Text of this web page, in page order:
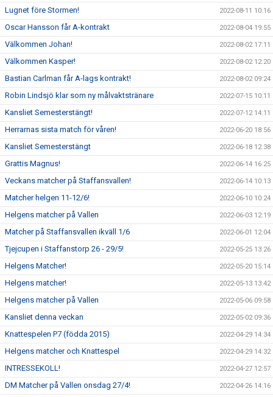
Lugnet före Stormen! 2022-08-11 10:16
Oscar Hansson får A-kontrakt 2022-08-04 19:55
Välkommen Johan! 2022-08-02 17:11
Välkommen Kasper! 2022-08-02 12:20
Bastian Carlman får A-lags kontrakt! 2022-08-02 09:24
Robin Lindsjö klar som ny målvaktstränare 2022-07-15 10:11
Kansliet Semesterstängt! 2022-07-12 14:11
Herrarnas sista match för våren! 2022-06-20 18:56
Kansliet Semesterstängt 2022-06-18 12:38
Grattis Magnus! 2022-06-14 16:25
Veckans matcher på Staffansvallen! 2022-06-14 10:13
Matcher helgen 11-12/6! 2022-06-10 10:24
Helgens matcher på Vallen 2022-06-03 12:19
Matcher på Staffansvallen ikväll 1/6 2022-06-01 12:04
Tjejcupen i Staffanstorp 26 - 29/5! 2022-05-25 13:26
Helgens Matcher! 2022-05-20 15:14
Helgens matcher! 2022-05-13 13:42
Helgens matcher på Vallen 2022-05-06 09:58
Kansliet denna veckan 2022-05-02 09:36
Knattespelen P7 (födda 2015) 2022-04-29 14:34
Helgens matcher och Knattespel 2022-04-29 14:32
INTRESSEKOLL! 2022-04-27 12:57
DM Matcher på Vallen onsdag 27/4! 2022-04-26 14:16